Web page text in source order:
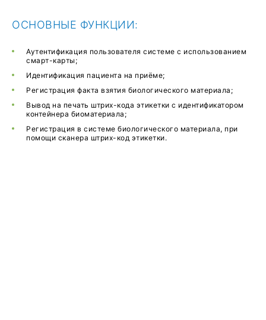
ОСНОВНЫЕ ФУНКЦИИ:
Аутентификация пользователя системе с использованием
смарт-карты;
Идентификация пациента на приёме;
Регистрация факта взятия биологического материала;
Вывод на печать штрих-кода этикетки с идентификатором
контейнера биоматериала;
Регистрация в системе биологического материала, при
помощи сканера штрих-код этикетки.